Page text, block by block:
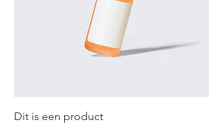
Dit is een product